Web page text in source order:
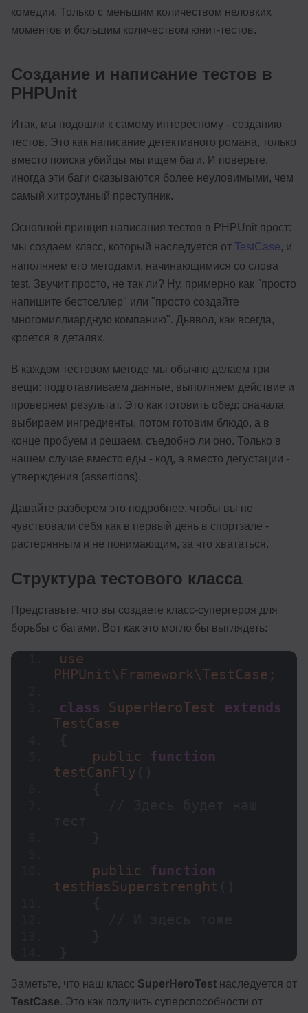
комедии. Только с меньшим количеством неловких
моментов и большим количеством юнит-тестов.
Создание и написание тестов в
PHPUnit
Итак, мы подошли к самому интересному - созданию
тестов. Это как написание детективного романа, только
вместо поиска убийцы мы ищем баги. И поверьте,
иногда эти баги оказываются более неуловимыми, чем
самый хитроумный преступник.
Основной принцип написания тестов в PHPUnit прост:
мы создаем класс, который наследуется от TestCase, и
наполняем его методами, начинающимися со слова
test. Звучит просто, не так ли? Ну, примерно как "просто
напишите бестселлер" или "просто создайте
многомиллиардную компанию". Дьявол, как всегда,
кроется в деталях.
В каждом тестовом методе мы обычно делаем три
вещи: подготавливаем данные, выполняем действие и
проверяем результат. Это как готовить обед: сначала
выбираем ингредиенты, потом готовим блюдо, а в
конце пробуем и решаем, съедобно ли оно. Только в
нашем случае вместо еды - код, а вместо дегустации -
утверждения (assertions).
Давайте разберем это подробнее, чтобы вы не
чувствовали себя как в первый день в спортзале -
растерянным и не понимающим, за что хвататься.
Структура тестового класса
Представьте, что вы создаете класс-супергероя для
борьбы с багами. Вот как это могло бы выглядеть:
use
PHPUnit\Framework\TestCase;
class SuperHeroTest extends
TestCase
    public
function
testCanFly
    public
function
testHasSuperstrenght
Заметьте, что наш класс SuperHeroTest наследуется от
TestCase. Это как получить суперспособности от